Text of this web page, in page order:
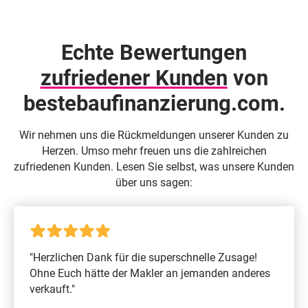
Echte Bewertungen
zufriedener Kunden von
beste­baufinanzierung.com.
Wir nehmen uns die Rückmeldungen unserer Kunden zu
Herzen. Umso mehr freuen uns die zahlreichen
zufriedenen Kunden. Lesen Sie selbst, was unsere Kunden
über uns sagen:
"Herzlichen Dank für die superschnelle Zusage!
Ohne Euch hätte der Makler an jemanden anderes
verkauft."